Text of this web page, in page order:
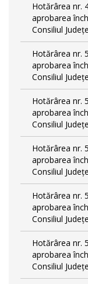
Hotărârea nr.
aprobarea
Consiliul
Hotărârea nr.
aprobarea
Consiliul
Hotărârea nr.
aprobarea
Consiliul
Hotărârea nr.
aprobarea
Consiliul
Hotărârea nr.
aprobarea
Consiliul
Hotărârea nr.
aprobarea
Consiliul